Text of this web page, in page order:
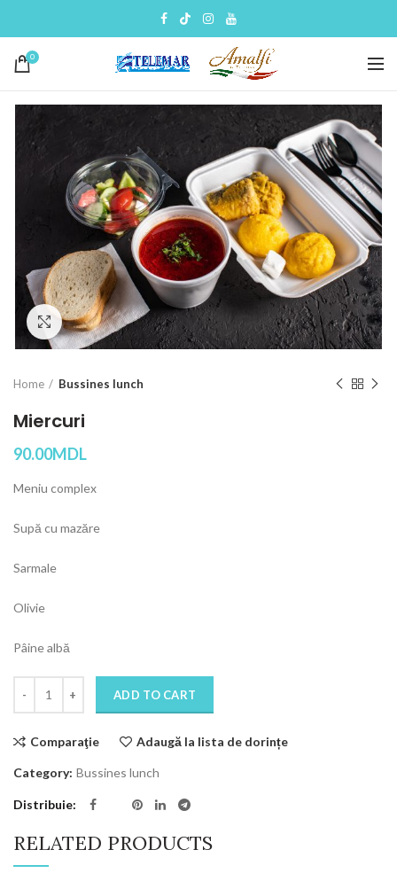
0
Click to enlarge
Home Bussines lunch
Miercuri
90.00MDL
Meniu complex
Supă cu mazăre
Sarmale
Olivie
Pâine albă
ADD TO CART
Comparaţie Adaugă la lista de dorințe
Category: Bussines lunch
Distribuie
RELATED PRODUCTS